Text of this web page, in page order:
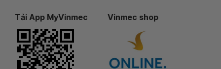
Tải App MyVinmec Vinmec shop